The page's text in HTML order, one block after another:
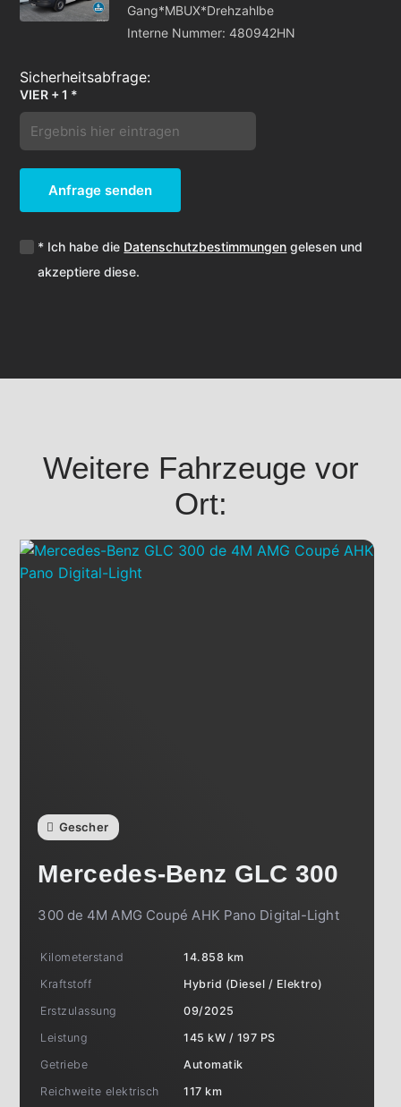
Gang*MBUX*Drehzahlbe
Interne Nummer: 480942HN
VIER + 1 *
Anfrage senden
* Ich habe die Datenschutzbestimmungen gelesen und
akzeptiere diese.
Weitere Fahrzeuge vor
Ort:
Gescher
Mercedes-Benz GLC 300
300 de 4M AMG Coupé AHK Pano Digital-Light
Kilometerstand
14.858 km
Kraftstoff
Hybrid (Diesel / Elektro)
Erstzulassung
09/2025
Leistung
145 kW / 197 PS
Getriebe
Automatik
Reichweite elektrisch
117 km